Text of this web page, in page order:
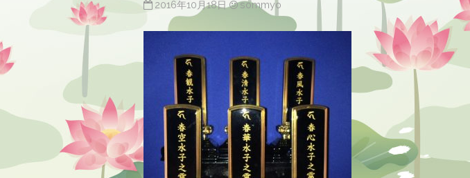
2016年10月18日 sommyo